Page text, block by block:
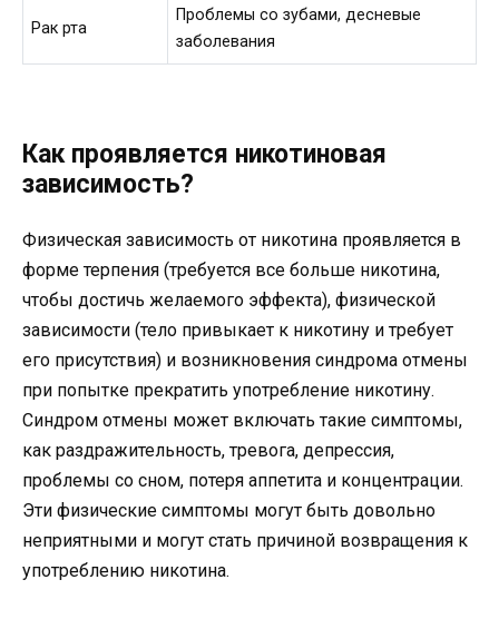
Рак рта
Проблемы со зубами, десневые
заболевания
Как проявляется никотиновая
зависимость?
Физическая зависимость от никотина проявляется в
форме терпения (требуется все больше никотина,
чтобы достичь желаемого эффекта), физической
зависимости (тело привыкает к никотину и требует
его присутствия) и возникновения синдрома отмены
при попытке прекратить употребление никотину.
Синдром отмены может включать такие симптомы,
как раздражительность, тревога, депрессия,
проблемы со сном, потеря аппетита и концентрации.
Эти физические симптомы могут быть довольно
неприятными и могут стать причиной возвращения к
употреблению никотина.